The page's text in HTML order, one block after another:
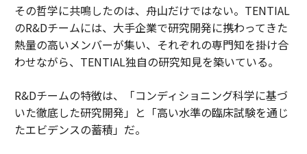
その哲学に共鳴したのは、舟山だけではない。TENTIAL
のR&Dチームには、大手企業で研究開発に携わってきた
熱量の高いメンバーが集い、それぞれの専門知を掛け合
わせながら、TENTIAL独自の研究知見を築いている。
R&Dチームの特徴は、「コンディショニング科学に基づ
いた徹底した研究開発」と「高い水準の臨床試験を通じ
たエビデンスの蓄積」だ。